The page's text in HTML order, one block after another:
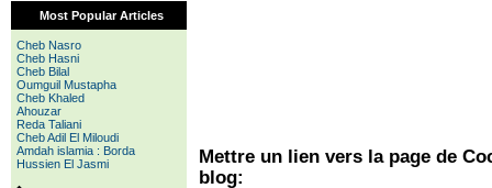
Most Popular Articles
Cheb Nasro
Cheb Hasni
Cheb Bilal
Oumguil Mustapha
Cheb Khaled
Ahouzar
Reda Taliani
Cheb Adil El Miloudi
Amdah islamia : Borda
Hussien El Jasmi
Mettre un lien vers la page de
blog: